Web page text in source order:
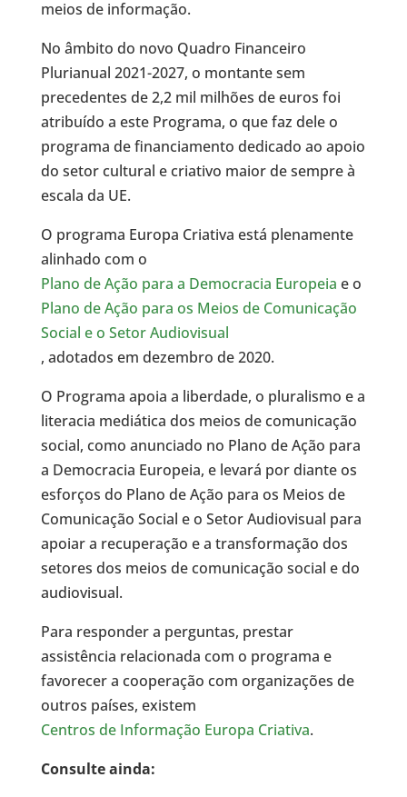
meios de informação.
No âmbito do novo Quadro Financeiro
Plurianual 2021-2027, o montante sem
precedentes de 2,2 mil milhões de euros foi
atribuído a este Programa, o que faz dele o
programa de financiamento dedicado ao apoio
do setor cultural e criativo maior de sempre à
escala da UE.
O programa Europa Criativa está plenamente
alinhado com o
Plano de Ação para a Democracia Europeia e o
Plano de Ação para os Meios de Comunicação
Social e o Setor Audiovisual
, adotados em dezembro de 2020.
O Programa apoia a liberdade, o pluralismo e a
literacia mediática dos meios de comunicação
social, como anunciado no Plano de Ação para
a Democracia Europeia, e levará por diante os
esforços do Plano de Ação para os Meios de
Comunicação Social e o Setor Audiovisual para
apoiar a recuperação e a transformação dos
setores dos meios de comunicação social e do
audiovisual.
Para responder a perguntas, prestar
assistência relacionada com o programa e
favorecer a cooperação com organizações de
outros países, existem
Centros de Informação Europa Criativa.
Consulte ainda: